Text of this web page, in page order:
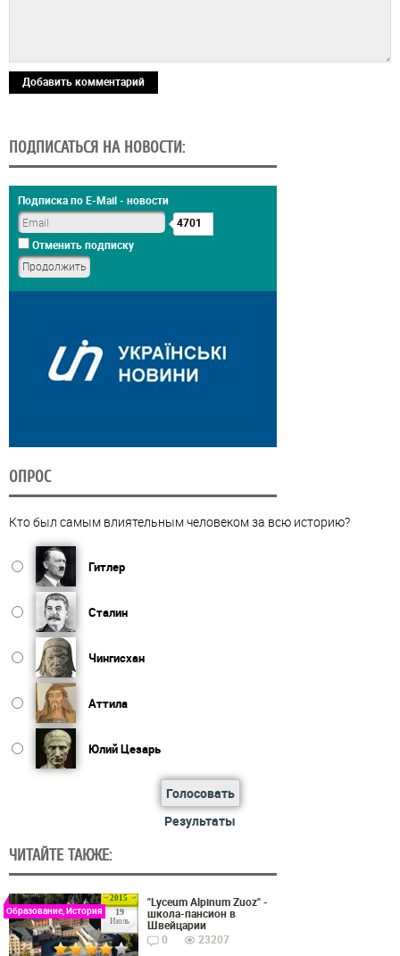
Добавить комментарий
ПОДПИСАТЬСЯ НА НОВОСТИ:
Подписка по E-Mail - новости
4701
Отменить подписку
ОПРОС
Кто был самым влиятельным человеком за всю историю?
Гитлер
Сталин
Чингисхан
Аттила
Юлий Цезарь
Голосовать
Результаты
ЧИТАЙТЕ ТАКЖЕ:
2015
19
Июль
Образование, История
"Lyceum Alpinum Zuoz" -
школа-пансион в
Швейцарии
0
23207